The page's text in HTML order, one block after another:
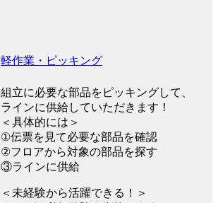
軽作業・ピッキング
組立に必要な部品をピッキングして、
ラインに供給していただきます！
＜具体的には＞
①伝票を見て必要な部品を確認
②フロアから対象の部品を探す
③ラインに供給
＜未経験から活躍できる！＞